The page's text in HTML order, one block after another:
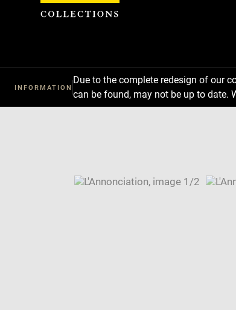
INFORMATION
Due to the complete redesign of our
can be found, may not be up to date.
window
SKIP IMAGE CAROUSEL
Cookies management panel